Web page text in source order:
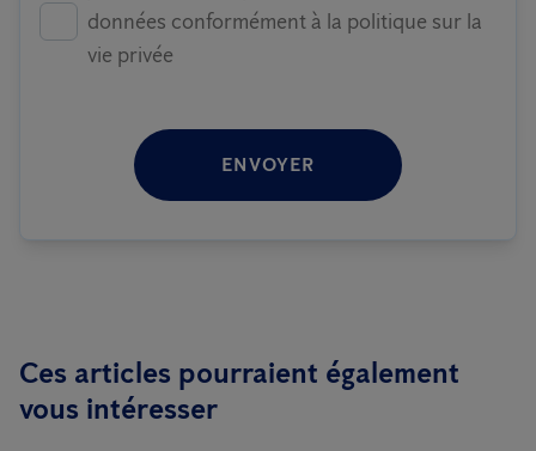
données conformément à la politique sur la
vie privée
ENVOYER
Ces articles pourraient également
vous intéresser